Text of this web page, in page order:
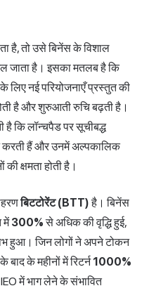
है, तो उसे बिनेंस के विशाल
जाता है। इसका मतलब है कि
लिए नई परियोजनाएँ प्रस्तुत की
है और शुरुआती रुचि बढ़ती है।
है कि लॉन्चपैड पर सूचीबद्ध
करती हैं और उनमें अल्पकालिक
क्षमता होती है।
बिटटोरेंट (BTT)है। बिनेंस
में300%से अधिक की वृद्धि हुई,
हुआ। जिन लोगों ने अपने टोकन
के महीनों में रिटर्न1000%
में भाग लेने के संभावित